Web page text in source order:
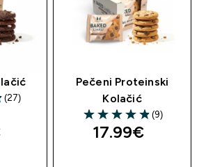
(27)
Pečeni Proteinski
Kolačić
4.89 out of 5 stars
(9)
17.99€‎